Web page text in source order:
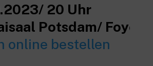
20 Uhr
Potsdam/ Foyer
online bestellen